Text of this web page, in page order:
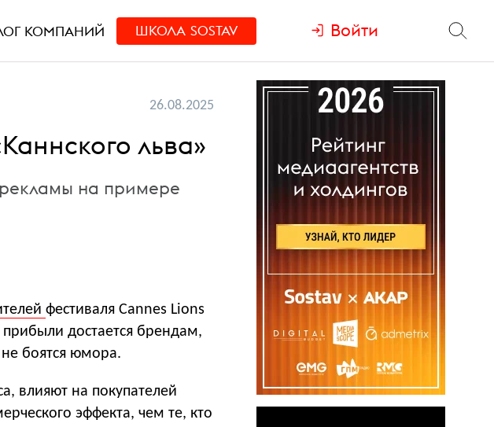
КОМПАНИЙ ШКОЛА SOSTAV Войти
26.08.2025
льва»
на примере
фестиваля Cannes Lions
достается брендам,
боятся юмора.
влияют на покупателей
эффекта, чем те, кто